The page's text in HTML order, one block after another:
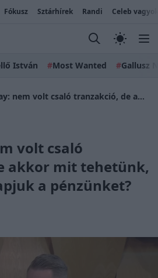
Fókusz Sztárhírek Randi Celeb
István #Most Wanted #Gallusz
Apple Pay: nem volt csaló tranzakció, de akkor mit tehetünk, hogy visszakapjuk a pénzünket?
volt csaló
akkor mit tehetünk,
a pénzünket?